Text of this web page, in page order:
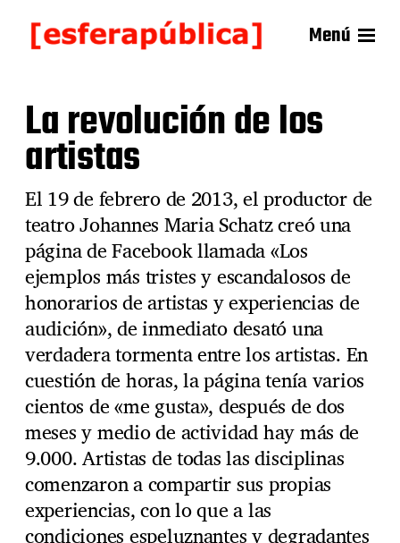
Menú
La revolución de los
artistas
El 19 de febrero de 2013, el productor de
teatro Johannes Maria Schatz creó una
página de Facebook llamada «Los
ejemplos más tristes y escandalosos de
honorarios de artistas y experiencias de
audición», de inmediato desató una
verdadera tormenta entre los artistas. En
cuestión de horas, la página tenía varios
cientos de «me gusta», después de dos
meses y medio de actividad hay más de
9.000. Artistas de todas las disciplinas
comenzaron a compartir sus propias
experiencias, con lo que a las
condiciones espeluznantes y degradantes